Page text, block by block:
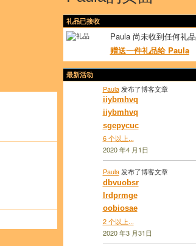
礼品已接收
Paula 尚未收到任何礼品
赠送一件礼品给 Paula
最新活动
Paula发布了博客文章
iiybmhvq
iiybmhvq
sgepycuc
6 个以上...
2020 年4 月1日
Paula发布了博客文章
dbvuobsr
lrdprmge
oobiosae
2 个以上...
2020 年3 月31日